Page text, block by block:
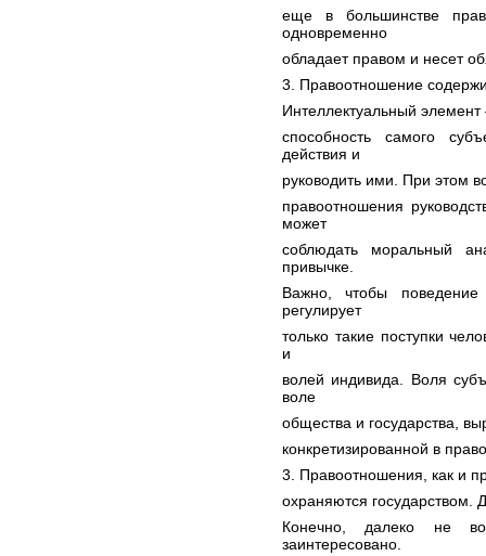
еще в большинстве
одновременно
обладает правом и несет
3. Правоотношение
Интеллектуальный
способность самого
действия и
руководить ими. При этом
правоотношения
может
соблюдать моральный
привычке.
Важно, чтобы
регулирует
только такие поступки
и
волей индивида. Воля
воле
общества и государства,
конкретизированной в
3. Правоотношения, как и
охраняются государством.
Конечно, далеко не во
заинтересовано.